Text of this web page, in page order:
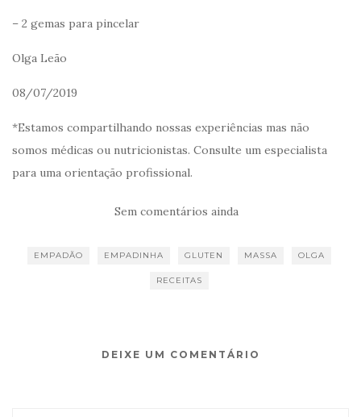
– 2 gemas para pincelar
Olga Leão
08/07/2019
*Estamos compartilhando nossas experiências mas não
somos médicas ou nutricionistas. Consulte um especialista
para uma orientação profissional.
Sem comentários ainda
EMPADÃO EMPADINHA GLUTEN MASSA OLGA
RECEITAS
DEIXE UM COMENTÁRIO